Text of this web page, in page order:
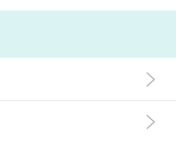
駅 1番出口より徒歩5分、